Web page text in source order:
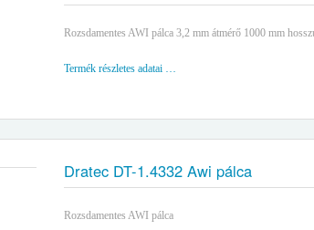
Rozsdamentes AWI pálca 3,2 mm átmérő 1000 mm
Termék részletes adatai …
Dratec DT-1.4332 Awi pálca
Rozsdamentes AWI pálca